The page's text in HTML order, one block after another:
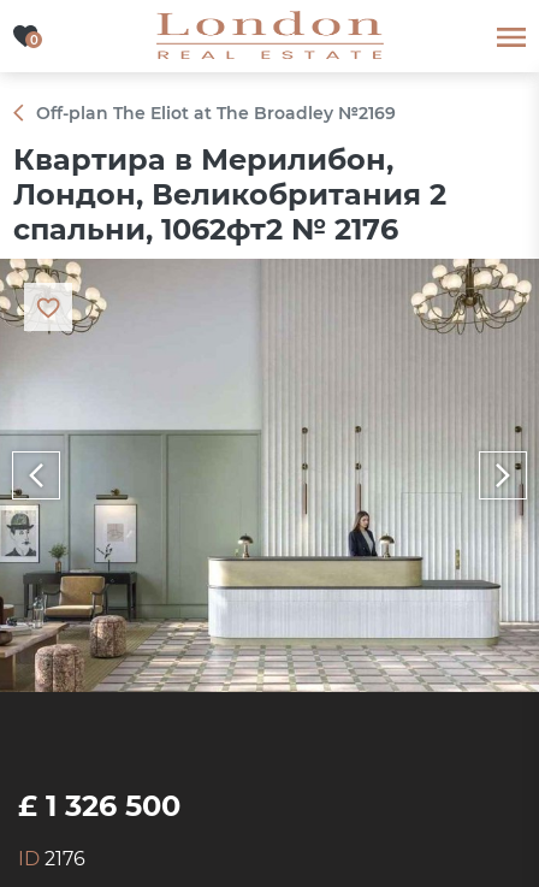
0
0
Off-plan The Eliot at The Broadley №2169
Квартира в Мерилибон,
Лондон, Великобритания 2
спальни, 1062фт2 № 2176
£ 1 326 500
ID 2176